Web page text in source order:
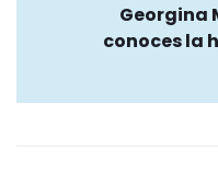
Georgina
conoces la